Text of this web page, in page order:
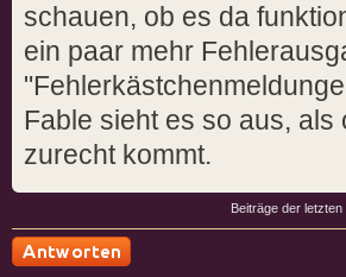
schauen, ob es da
ein paar mehr
Fable sieht es so aus,
zurecht kommt.
Beiträge der